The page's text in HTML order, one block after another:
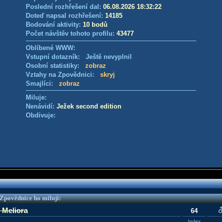
Poslední rozhřešení dal: 06.08.2026 18:32:22
Doteď napsal rozhřešení: 14185
Bodování aktivity: 10 bodů
Počet návštěv tohoto profilu: 43477
Oblíbené WWW:
Vstupní dotazník: Ještě nevyplnil
Osobní statistiky: zobraz
Vztahy na Zpovědnici: skryj
Smajlíci: zobraz
Miluje:
Nenávidí: Ježek second edition
Obdivuje:
ho milují:
Meliora 64